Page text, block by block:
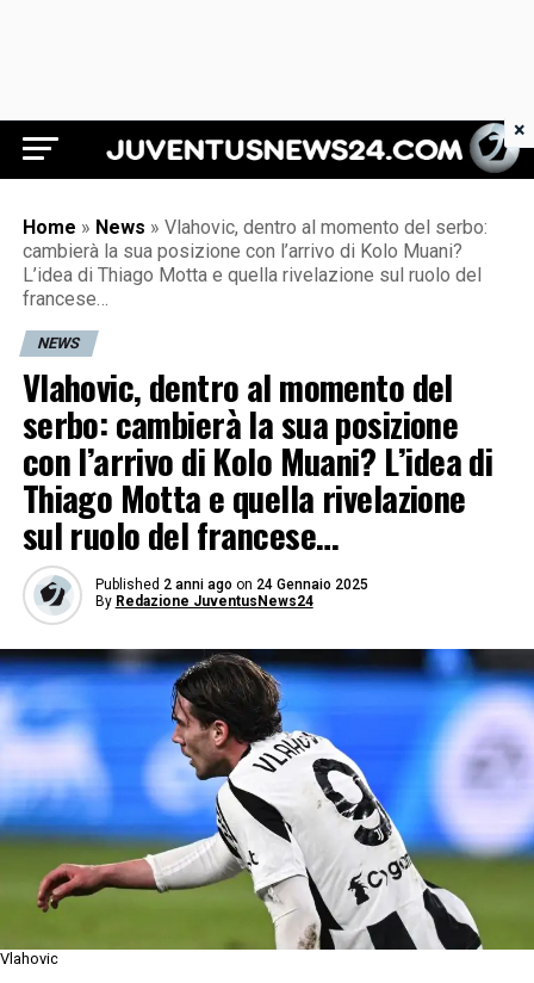
Juventus News 24
Home » News » Vlahovic, dentro al momento del serbo:
cambierà la sua posizione con l’arrivo di Kolo Muani?
L’idea di Thiago Motta e quella rivelazione sul ruolo del
francese…
NEWS
Vlahovic, dentro al momento del
serbo: cambierà la sua posizione
con l’arrivo di Kolo Muani? L’idea di
Thiago Motta e quella rivelazione
sul ruolo del francese…
Published 2 anni ago on 24 Gennaio 2025
By Redazione JuventusNews24
Vlahovic
×